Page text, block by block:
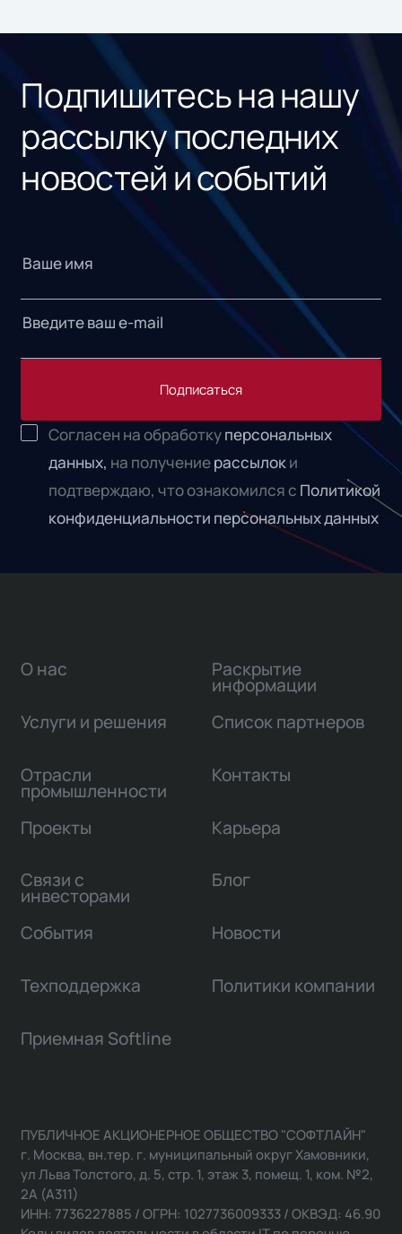
Подпишитесь на нашу
рассылку последних
новостей и событий
Подписаться
Согласен на обработкуперсональных
данных, на получениерассылоки
подтверждаю, что ознакомился с Политикой
конфиденциальности персональных данных
О нас
Услуги и решения
Отрасли
промышленности
Проекты
Связи с
инвесторами
Раскрытие
информации
Список партнеров
Контакты
Карьера
Блог
События Новости
Техподдержка Политики компании
Приемная Softline
ПУБЛИЧНОЕ АКЦИОНЕРНОЕ ОБЩЕСТВО "СОФТЛАЙН"
г. Москва, вн.тер. г. муниципальный округ Хамовники,
ул Льва Толстого, д. 5, стр. 1, этаж 3, помещ. 1, ком. №2,
2А (А311)
ИНН: 7736227885 / ОГРН: 1027736009333 / ОКВЭД: 46.90